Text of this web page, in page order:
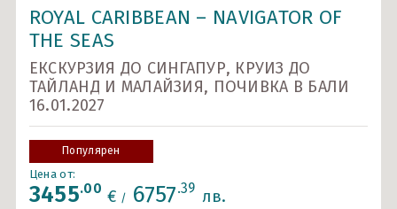
Средиземно море
Южна Америка
Индивидуални круизи
ROYAL CARIBBEAN – NAVIGATOR OF
THE SEAS
ЕКСКУРЗИЯ ДО СИНГАПУР, КРУИЗ ДО
ТАЙЛАНД И МАЛАЙЗИЯ, ПОЧИВКА В БАЛИ
16.01.2027
Популярен
Цена от:
3455.00 € / 6757.39 лв.